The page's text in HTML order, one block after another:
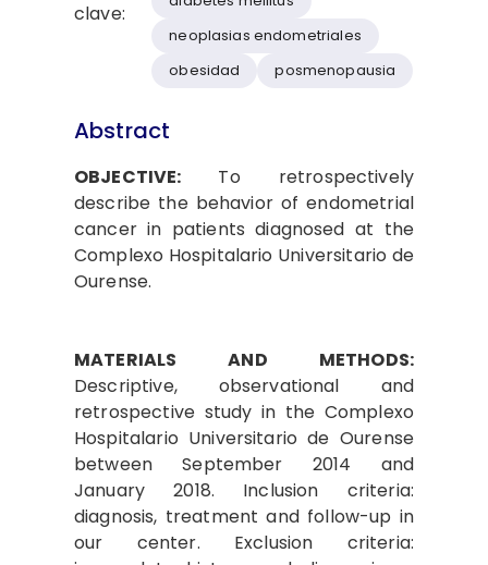
clave:
neoplasias endometriales
obesidad
posmenopausia
Abstract
OBJECTIVE: To retrospectively
describe the behavior of endometrial
cancer in patients diagnosed at the
Complexo Hospitalario Universitario de
Ourense.
MATERIALS AND METHODS:
Descriptive, observational and
retrospective study in the Complexo
Hospitalario Universitario de Ourense
between September 2014 and
January 2018. Inclusion criteria:
diagnosis, treatment and follow-up in
our center. Exclusion criteria: